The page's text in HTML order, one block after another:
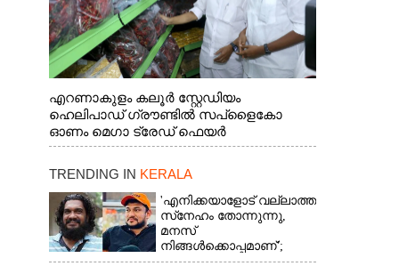
എറണാകുളം കലൂർ സ്റ്റേഡിയം
ഹെലിപാഡ് ഗ്രൗണ്ടിൽ സപ്ളൈകോ
ഓണം മെഗാ ട്രേഡ് ഫെയർ
സംസ്ഥാനതല ഉദ്ഘാടനം നിർവഹിച്ച്
സതീശൻ. മന്ത്രി അനൂപ് ജേക്കബ് സമീപം
TRENDING IN KERALA
'എനിക്കയാളോട് വല്ലാത്ത
സ്‌നേഹം തോന്നുന്നു,
മനസ്
നിങ്ങൾക്കൊപ്പമാണ്';
അർജുൻ ആയങ്കിയെ